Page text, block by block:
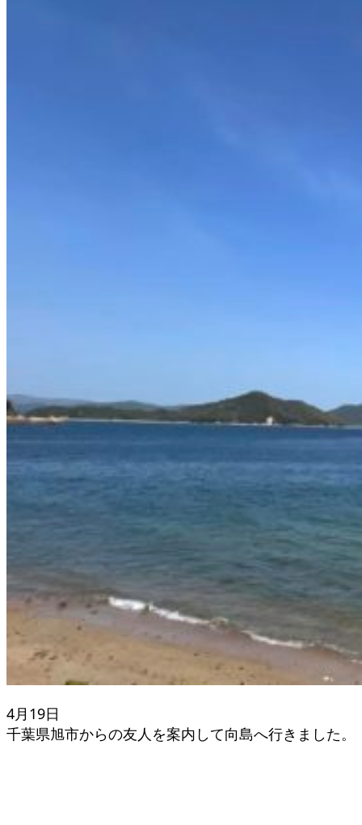
4月19日
千葉県旭市からの友人を案内して向島へ行きました。